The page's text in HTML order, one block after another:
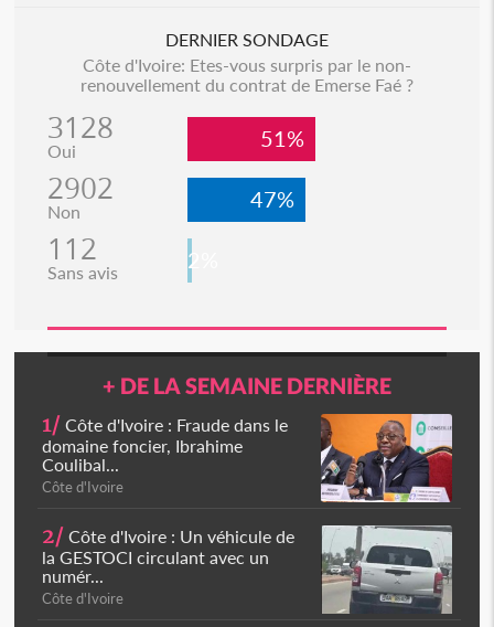
DERNIER SONDAGE
Côte d'Ivoire: Etes-vous surpris par le non-
renouvellement du contrat de Emerse Faé ?
3128
Oui 51%
2902
Non 47%
112
Sans avis 2%
+ DE LA SEMAINE DERNIÈRE
1/ Côte d'Ivoire : Fraude dans le
domaine foncier, Ibrahime
Coulibal...
Côte d'Ivoire
2/ Côte d'Ivoire : Un véhicule de
la GESTOCI circulant avec un
numér...
Côte d'Ivoire